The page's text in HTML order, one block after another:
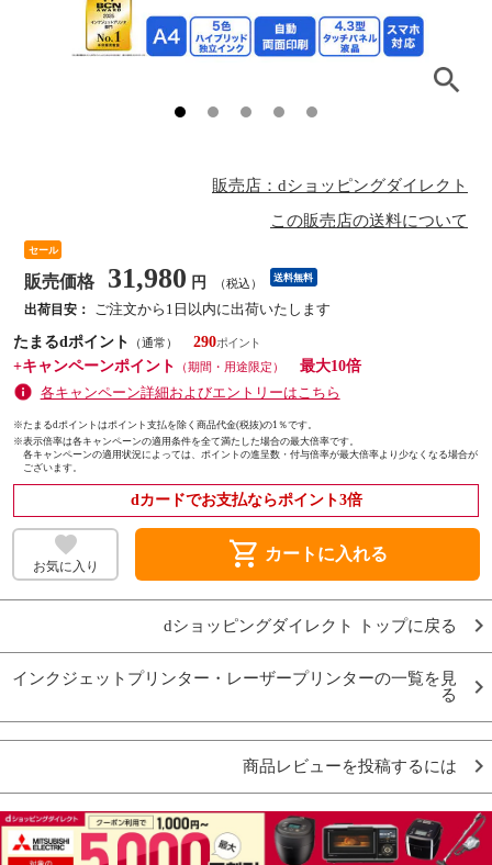
販売店：dショッピングダイレクト
この販売店の送料について
セール
販売価格 31,980 円 （税込） 送料無料
出荷目安：
ご注文から1日以内に出荷いたします
たまるdポイント
（通常）
290
+キャンペーンポイント
（期間・用途限定）
最大10倍
各キャンペーン詳細およびエントリーはこちら
※たまるdポイントはポイント支払を除く商品代金(税抜)の1％です。
※表示倍率は各キャンペーンの適用条件を全て満たした場合の最大倍率です。
各キャンペーンの適用状況によっては、ポイントの進呈数・付与倍率が最大倍率より少なくなる場合が
ございます。
dカードでお支払ならポイント3倍
お気に入り shopping_cart カートに入れる
dショッピングダイレクト トップに戻る
インクジェットプリンター・レーザープリンターの一覧を見
る
商品レビューを投稿するには